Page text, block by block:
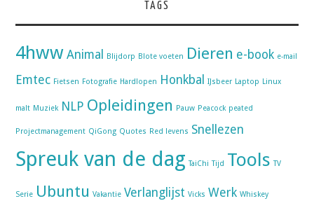
TAGS
4hww Animal Blijdorp Blote voeten Dieren e-book e-mail
Emtec Fietsen Fotografie Hardlopen Honkbal IJsbeer Laptop Linux
malt Muziek NLP Opleidingen Pauw Peacock peated
Projectmanagement QiGong Quotes Red levens Snellezen
Spreuk van de dag TaiChi Tijd Tools TV
Serie Ubuntu Vakantie Verlanglijst Vicks Werk Whiskey